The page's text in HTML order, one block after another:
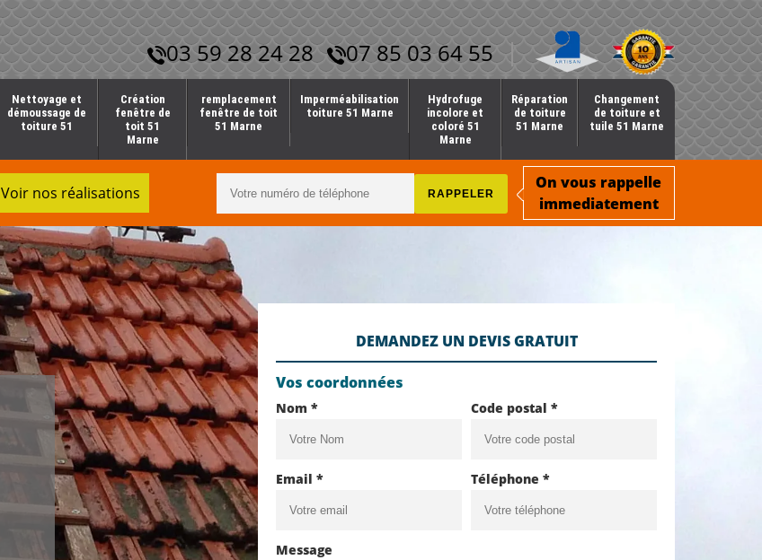
03 59 28 24 28 07 85 03 64 55
Nettoyage et
démoussage de
toiture 51
Création
fenêtre de
toit 51
Marne
remplacement
fenêtre de toit
51 Marne
Imperméabilisation
toiture 51 Marne
Hydrofuge
incolore et
coloré 51
Marne
Réparation
de toiture
51 Marne
Changement
de toiture et
tuile 51 Marne
Voir nos réalisations
On vous rappelle
immediatement
DEMANDEZ UN DEVIS GRATUIT
Vos coordonnées
Nom * Code postal *
Email * Téléphone *
Message